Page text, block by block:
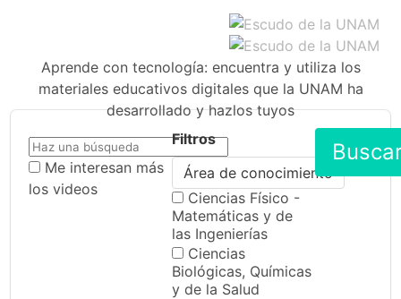
Aprende con tecnología: encuentra y utiliza los
materiales educativos digitales que la UNAM ha
desarrollado y hazlos tuyos
Me interesan más
los videos
Filtros
Área de conocimiento
Ciencias Físico -
Matemáticas y de
las Ingenierías
Ciencias
Biológicas, Químicas
y de la Salud